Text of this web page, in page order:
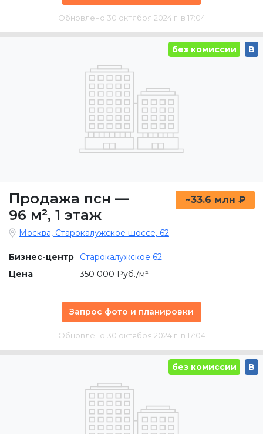
Обновлено 30 октября 2024 г. в 17:04
без комиссии B
Продажа псн —
96 м², 1 этаж
~33.6 млн ₽
Москва, Старокалужское шоссе, 62
Бизнес-центр
Старокалужское 62
Цена
350 000 Руб./м²
Запрос фото и планировки
Обновлено 30 октября 2024 г. в 17:04
без комиссии B